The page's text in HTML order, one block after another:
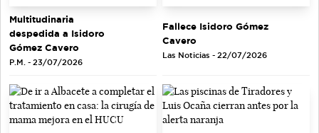
Multitudinaria
despedida a Isidoro
Gómez Cavero
P.M. - 23/07/2026
Fallece Isidoro Gómez
Cavero
Las Noticias - 22/07/2026